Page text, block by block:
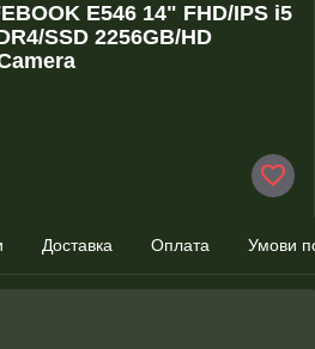
E546 14" FHD/IPS i5
SSD 2256GB/HD
Доставка Оплата Умови